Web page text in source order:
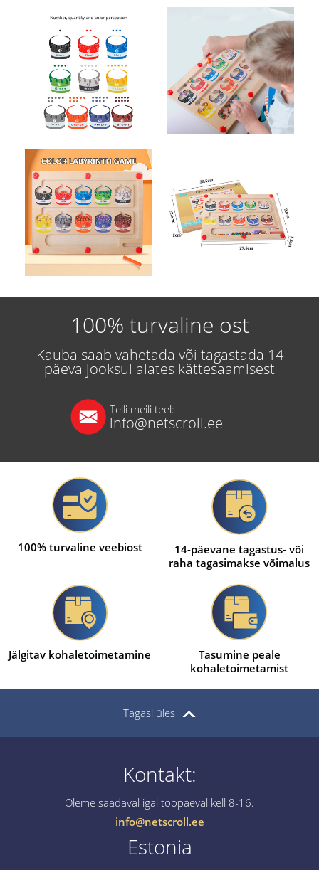
100% turvaline ost
Kauba saab vahetada või tagastada 14
päeva jooksul alates kättesaamisest
Telli meili teel:
info@netscroll.ee
100% turvaline veebiost
14-päevane tagastus- või
raha tagasimakse võimalus
Jälgitav kohaletoimetamine
Tasumine peale
kohaletoimetamist
Tagasi üles
Kontakt:
Oleme saadaval igal tööpäeval kell 8-16.
info@netscroll.ee
Estonia